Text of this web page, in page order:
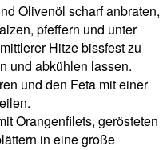
Olivenöl scharf anbraten,
pfeffern und unter
Hitze bissfest zu
und abkühlen lassen.
und den Feta mit einer
Orangenfilets, gerösteten
in eine große